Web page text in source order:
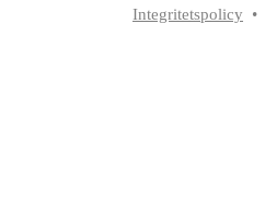
Integritetspolicy •